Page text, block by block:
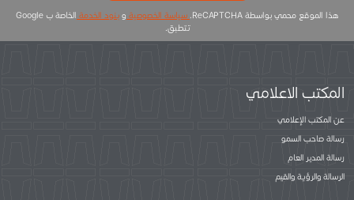
هذا الموقع محمي بواسطة ReCAPTCHA. سياسة الخصوصية وبنود الخدمة
الخاصة ب Google
تتطبق.
المكتب الاعلامي
عن المكتب الإعلامي
رسالة صاحب السمو
رسالة المدير العام
الرسالة والرؤية والقيم